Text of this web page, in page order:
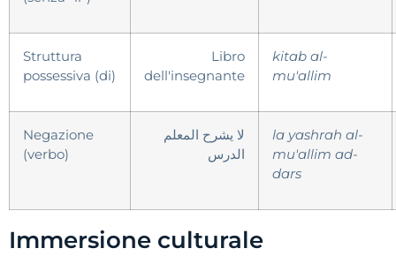
Struttura
possessiva (di)
Libro
dell'insegnante
kitab al-
mu'allim
Negazione
(verbo)
لا يشرح المعلم
الدرس
la yashrah al-
mu'allim ad-
dars
Immersione culturale